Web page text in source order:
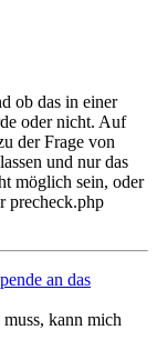
ob das in einer
oder nicht. Auf
der Frage von
und nur das
möglich sein, oder
precheck.php
an das
kann mich